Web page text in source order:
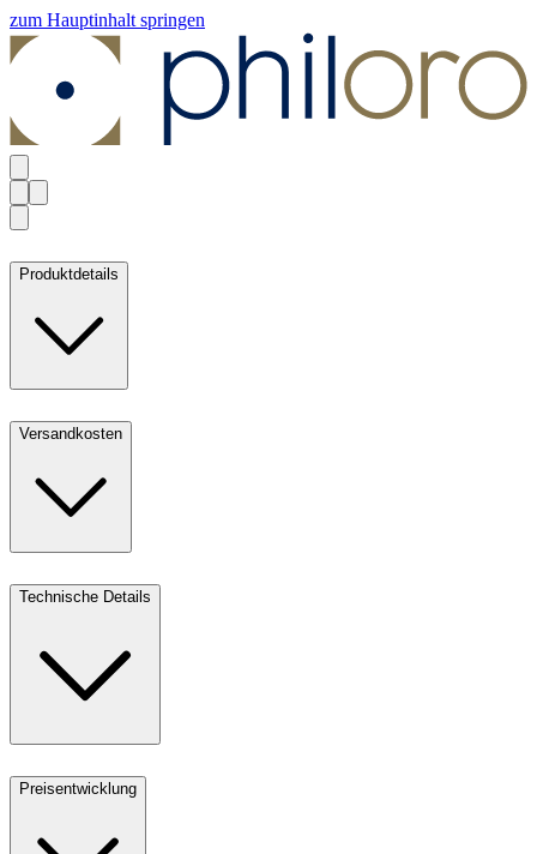
zum Hauptinhalt springen
Produktdetails
Versandkosten
Technische Details
Preisentwicklung